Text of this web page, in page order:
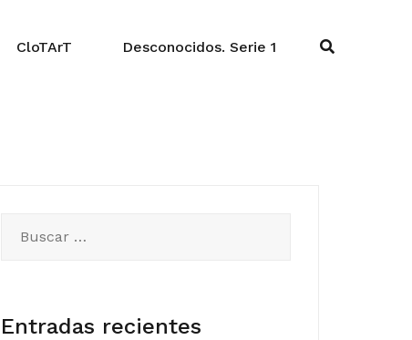
CloTArT Desconocidos. Serie 1
Entradas recientes